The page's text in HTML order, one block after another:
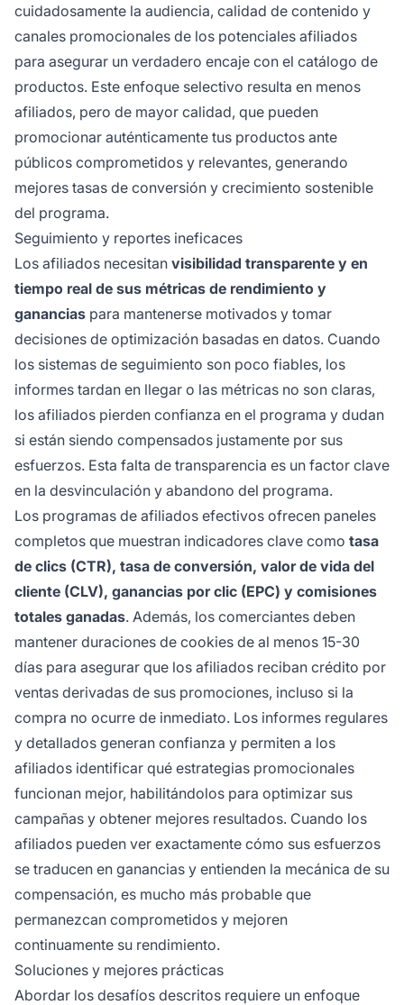
cuidadosamente la audiencia, calidad de contenido y
canales promocionales de los potenciales afiliados
para asegurar un verdadero encaje con el catálogo de
productos. Este enfoque selectivo resulta en menos
afiliados, pero de mayor calidad, que pueden
promocionar auténticamente tus productos ante
públicos comprometidos y relevantes, generando
mejores tasas de conversión y crecimiento sostenible
del programa.
Seguimiento y reportes ineficaces
Los afiliados necesitan visibilidad transparente y en
tiempo real de sus métricas de rendimiento y
ganancias para mantenerse motivados y tomar
decisiones de optimización basadas en datos. Cuando
los sistemas de seguimiento son poco fiables, los
informes tardan en llegar o las métricas no son claras,
los afiliados pierden confianza en el programa y dudan
si están siendo compensados justamente por sus
esfuerzos. Esta falta de transparencia es un factor clave
en la desvinculación y abandono del programa.
Los programas de afiliados efectivos ofrecen paneles
completos que muestran indicadores clave como tasa
de clics (CTR), tasa de conversión, valor de vida del
cliente (CLV), ganancias por clic (EPC) y comisiones
totales ganadas. Además, los comerciantes deben
mantener duraciones de cookies de al menos 15-30
días para asegurar que los afiliados reciban crédito por
ventas derivadas de sus promociones, incluso si la
compra no ocurre de inmediato. Los informes regulares
y detallados generan confianza y permiten a los
afiliados identificar qué estrategias promocionales
funcionan mejor, habilitándolos para optimizar sus
campañas y obtener mejores resultados. Cuando los
afiliados pueden ver exactamente cómo sus esfuerzos
se traducen en ganancias y entienden la mecánica de su
compensación, es mucho más probable que
permanezcan comprometidos y mejoren
continuamente su rendimiento.
Soluciones y mejores prácticas
Abordar los desafíos descritos requiere un enfoque